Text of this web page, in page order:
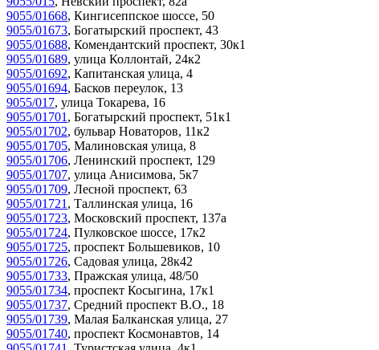
9055/01668, Кингисеппское шоссе, 50
9055/01673, Богатырский проспект, 43
9055/01688, Комендантский проспект, 30к1
9055/01689, улица Коллонтай, 24к2
9055/01692, Капитанская улица, 4
9055/01694, Басков переулок, 13
9055/017, улица Токарева, 16
9055/01701 , Богатырский проспект, 51к1
9055/01702, бульвар Новаторов, 11к2
9055/01705, Малиновская улица, 8
9055/01706, Ленинский проспект, 129
9055/01707, улица Анисимова, 5к7
9055/01709, Лесной проспект, 63
9055/01721 , Таллинская улица, 16
9055/01723, Московский проспект, 137а
9055/01724, Пулковское шоссе, 17к2
9055/01725, проспект Большевиков, 10
9055/01726, Садовая улица, 28к42
9055/01733, Пражская улица, 48/50
9055/01734, проспект Косыгина, 17к1
9055/01737, Средний проспект В.О., 18
9055/01739, Малая Балканская улица, 27
9055/01740, проспект Космонавтов, 14